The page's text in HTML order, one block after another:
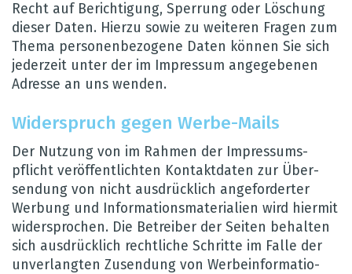
Recht auf Berich­ti­gung, Sper­rung oder Löschung
die­ser Daten. Hierzu sowie zu wei­te­ren Fra­gen zum
Thema per­so­nen­be­zo­gene Daten kön­nen Sie sich
jeder­zeit unter der im Impres­sum ange­ge­be­nen
Adresse an uns wen­den.
Wider­spruch gegen Werbe-Mails
Der Nut­zung von im Rah­men der Impres­sums­
pflicht ver­öf­fent­lich­ten Kon­takt­da­ten zur Über­
sen­dung von nicht aus­drück­lich ange­for­der­ter
Wer­bung und Infor­ma­ti­ons­ma­te­ria­lien wird hier­mit
wider­spro­chen. Die Betrei­ber der Sei­ten behal­ten
sich aus­drück­lich recht­li­che Schritte im Falle der
unver­lang­ten Zusen­dung von Wer­be­in­for­ma­tio­